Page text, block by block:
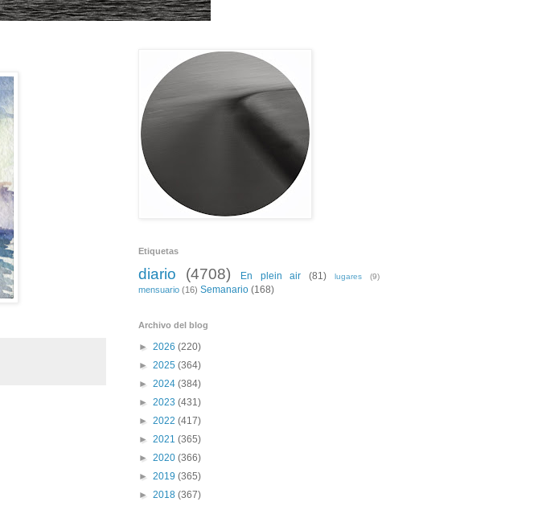
Etiquetas
diario (4708) En plein air (81) lugares (9)
mensuario (16) Semanario (168)
Archivo del blog
► 2026 (220)
► 2025 (364)
► 2024 (384)
► 2023 (431)
► 2022 (417)
► 2021 (365)
► 2020 (366)
► 2019 (365)
► 2018 (367)